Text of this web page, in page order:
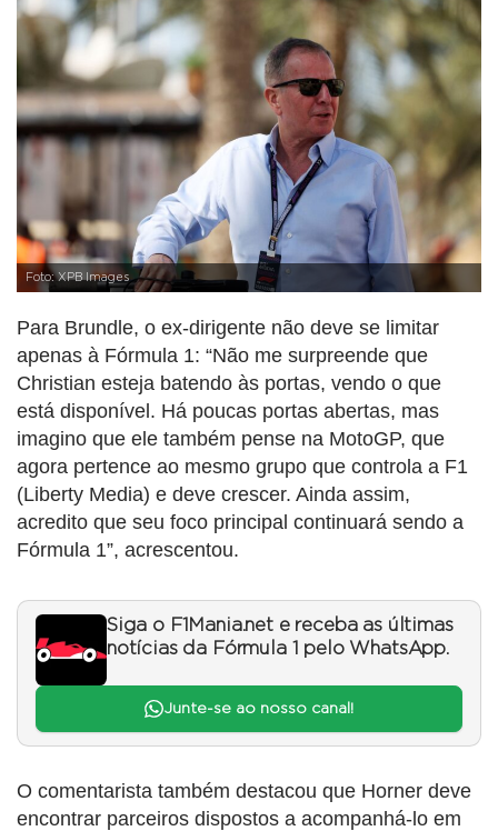
Foto: XPB Images
Para Brundle, o ex-dirigente não deve se limitar
apenas à Fórmula 1: “Não me surpreende que
Christian esteja batendo às portas, vendo o que
está disponível. Há poucas portas abertas, mas
imagino que ele também pense na MotoGP, que
agora pertence ao mesmo grupo que controla a F1
(Liberty Media) e deve crescer. Ainda assim,
acredito que seu foco principal continuará sendo a
Fórmula 1”, acrescentou.
Siga o F1Mania.net e receba as últimas
notícias da Fórmula 1 pelo WhatsApp.
Junte-se ao nosso canal!
O comentarista também destacou que Horner deve
encontrar parceiros dispostos a acompanhá-lo em